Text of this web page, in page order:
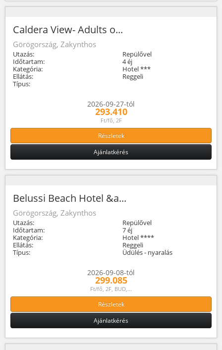
Caldera View- Adults o...
Görögország, Zakynthos
Utazás:
Repülővel
Időtartam:
4 éj
Kategória:
Hotel ***
Ellátás:
Reggeli
Típus:
2026-09-27-tól
293.410
Ft/fő, 2F
Részletek
Ajánlatkérés
Belussi Beach Hotel &a...
Görögország, Zakynthos
Utazás:
Repülővel
Időtartam:
7 éj
Kategória:
Hotel ****
Ellátás:
Reggeli
Típus:
Üdülés - nyaralás
2026-09-08-tól
299.085
Ft/fő, 2F, BUD,...
Részletek
Ajánlatkérés